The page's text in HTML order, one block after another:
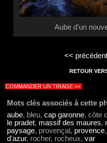
Aube d'un
<<
RETOUR
COMMANDER UN TIRAGE >>
Mots clés associés à cette
aube, bleu, cap garonne, côte
le pradet, massif des maures,
paysage, provençal, provence,
d'azur, rocher, rocheux, var